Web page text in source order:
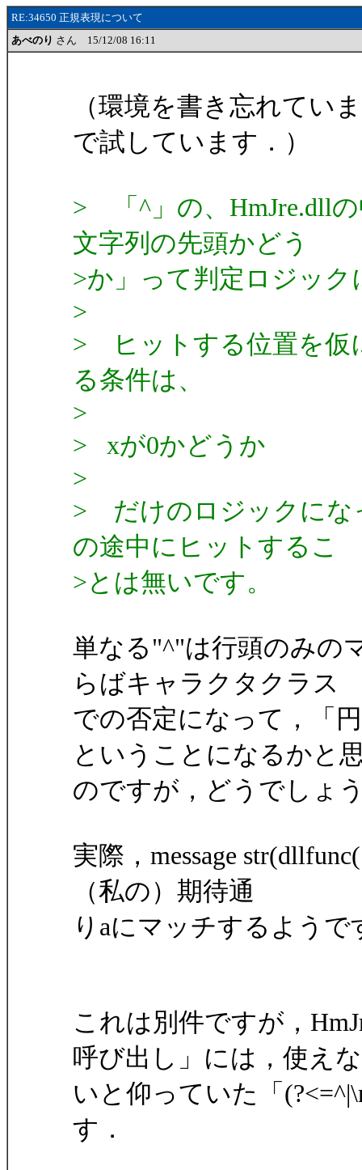
RE:34650 正規表現について
あべのり さん 15/12/08 16:11
（環境を書き忘れてい
で試しています．）
> 「^」の、HmJre.dll
文字列の先頭かどう
>か」って判定ロジッ
>
> ヒットする位置を仮
る条件は、
>
> xが0かどうか
>
> だけのロジックにな
の途中にヒットするこ
>とは無いです。
単なる"^"は行頭のみの
らばキャラクタクラス
での否定になって，「
ということになるかと
のですが，どうでしょ
実際，message
（私の）期待通
りaにマッチするようで
これは別件ですが，
呼び出し」には，使えな
いと仰っていた「
す．